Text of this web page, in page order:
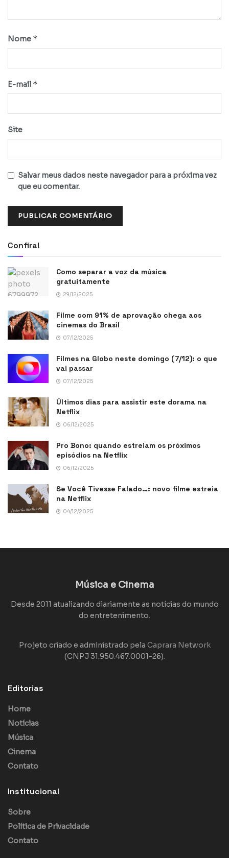
Nome *
E-mail *
Site
Salvar meus dados neste navegador para a próxima vez
que eu comentar.
Confira!
Como separar a voz da música
gratuitamente
29/12/2025
Filme com 91% de aprovação chega aos
cinemas do Brasil
07/12/2025
Filmes na Globo neste domingo (7/12): o que
vai passar
07/12/2025
Últimos dias para assistir este dorama na
Netflix
06/12/2025
Pro Bono: quando estreiam os próximos
episódios na Netflix
06/12/2025
Se Você Tivesse Falado…: novo filme estreia
na Netflix
04/12/2025
Música e Cinema
Desde 2011 atualizando diariamente as notícias do mundo
do entretenimento.
Projeto criado e administrado pela Caprara Network
(CNPJ 31.950.467.0001-26).
Editorias
Home
Notícias
Música
Cinema
Contato
Institucional
Sobre
Política de Privacidade
Contato